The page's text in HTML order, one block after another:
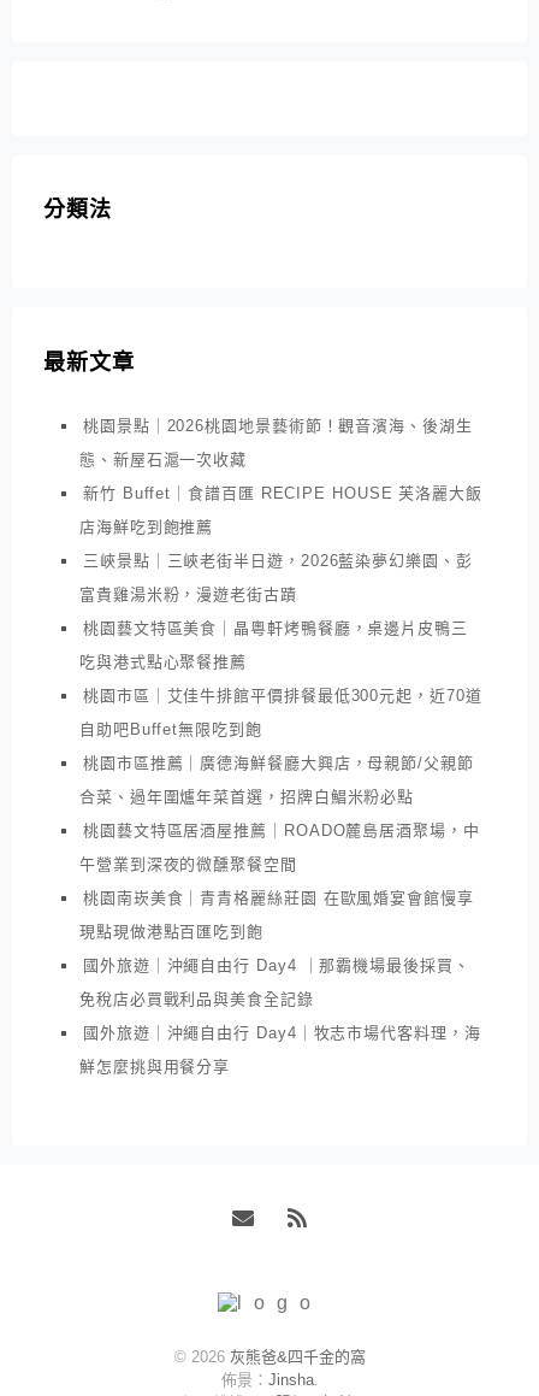
分類法
最新文章
桃園景點｜2026桃園地景藝術節！觀音濱海、後湖生
態、新屋石滬一次收藏
新竹 Buffet｜食譜百匯 RECIPE HOUSE 芙洛麗大飯
店海鮮吃到飽推薦
三峽景點｜三峽老街半日遊，2026藍染夢幻樂園、彭
富貴雞湯米粉，漫遊老街古蹟
桃園藝文特區美食｜晶粵軒烤鴨餐廳，桌邊片皮鴨三
吃與港式點心聚餐推薦
桃園市區｜艾佳牛排館平價排餐最低300元起，近70道
自助吧Buffet無限吃到飽
桃園市區推薦｜廣德海鮮餐廳大興店，母親節/父親節
合菜、過年圍爐年菜首選，招牌白鯧米粉必點
桃園藝文特區居酒屋推薦｜ROADO麓島居酒聚場，中
午營業到深夜的微醺聚餐空間
桃園南崁美食｜青青格麗絲莊園 在歐風婚宴會館慢享
現點現做港點百匯吃到飽
國外旅遊｜沖繩自由行 Day4 ｜那霸機場最後採買、
免稅店必買戰利品與美食全記錄
國外旅遊｜沖繩自由行 Day4｜牧志市場代客料理，海
鮮怎麼挑與用餐分享
© 2026 灰熊爸&四千金的窩
佈景： Jinsha.